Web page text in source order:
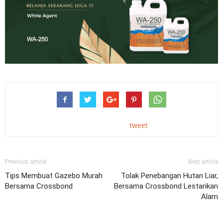
tweet
Previous article
Tips Membuat Gazebo Murah
Bersama Crossbond
Next article
Tolak Penebangan Hutan Liar,
Bersama Crossbond Lestarikan
Alam